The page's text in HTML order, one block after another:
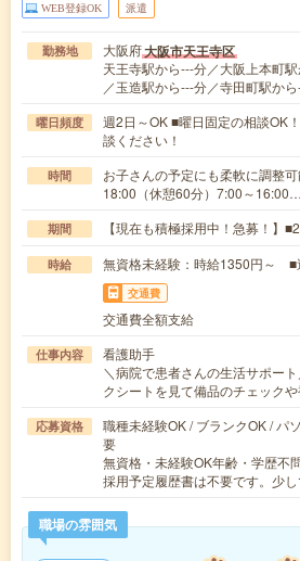
WEB登録OK 派遣
勤務地 大阪府大阪市天王寺区
天王寺駅から---分／大阪上本町
／玉造駅から---分／寺田町駅か
曜日頻度
週2日～OK ■曜日固定の相談OK
談ください！
時間
お子さんの予定にも柔軟に調整
18:00（休憩60分）7:00～16:00…
期間 【現在も積極採用中！急募！】
時給 無資格未経験：時給1350円～ ■
交通費
交通費全額支給
仕事内容
看護助手
＼病院で患者さんの生活サポー
クシートを見て備品のチェック
応募資格
職種未経験OK / ブランクOK / パ
要
無資格・未経験OK年齢・学歴
採用予定履歴書は不要です。少
職場の雰囲気